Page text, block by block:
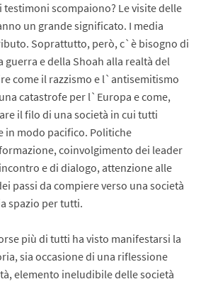
testimoni scompaiono? Le visite delle
un grande significato. I media
Soprattutto, però, c`è bisogno di
guerra e della Shoah alla realtà del
come il razzismo e l`antisemitismo
catastrofe per l`Europa e come,
il filo di una società in cui tutti
in modo pacifico. Politiche
coinvolgimento dei leader
e di dialogo, attenzione alle
passi da compiere verso una società
spazio per tutti.
più di tutti ha visto manifestarsi la
sia occasione di una riflessione
elemento ineludibile delle società